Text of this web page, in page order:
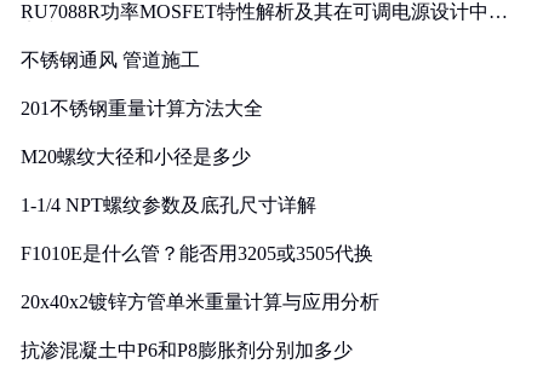
RU7088R功率MOSFET特性解析及其在可调电源设计中的
不锈钢通风 管道施工
201不锈钢重量计算方法大全
M20螺纹大径和小径是多少
1-1/4 NPT螺纹参数及底孔尺寸详解
F1010E是什么管？能否用3205或3505代换
20x40x2镀锌方管单米重量计算与应用分析
抗渗混凝土中P6和P8膨胀剂分别加多少